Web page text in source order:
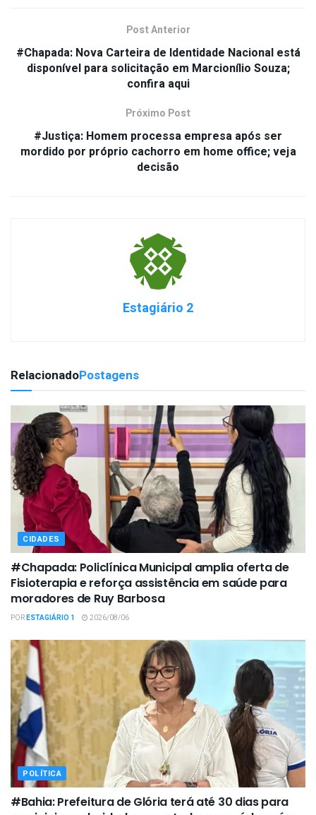
Post Anterior
#Chapada: Nova Carteira de Identidade Nacional está
disponível para solicitação em Marcionílio Souza;
confira aqui
Próximo Post
#Justiça: Homem processa empresa após ser
mordido por próprio cachorro em home office; veja
decisão
Estagiário 2
RelacionadoPostagens
CIDADES
#Chapada: Policlínica Municipal amplia oferta de
Fisioterapia e reforça assistência em saúde para
moradores de Ruy Barbosa
PORESTAGIÁRIO 1 2026/08/06
POLÍTICA
#Bahia: Prefeitura de Glória terá até 30 dias para